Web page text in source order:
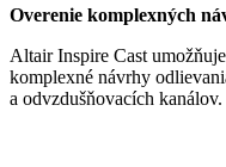
Overenie komplexných
Altair Inspire Cast
komplexné návrhy
a odvzdušňovacích kanálov.